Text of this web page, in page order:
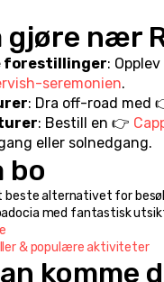
gjøre nær
forestillinger:
seremonien.
: Dra off-road med
: Bestill en 👉
eller solnedgang.
bo
beste alternativet for
med fantastisk
& populære aktiviteter
komme